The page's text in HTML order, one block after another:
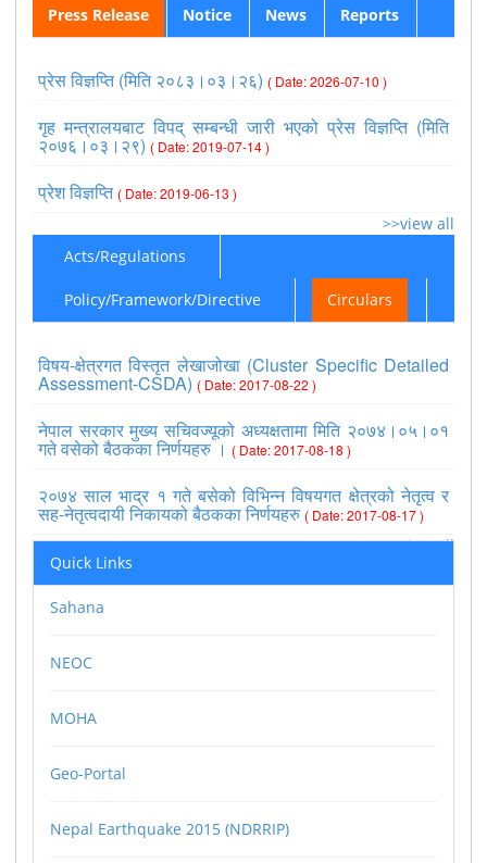
Press Release Notice News Reports
प्रेस विज्ञप्ति (मिति २०८३।०३।२६) ( Date: 2026-07-10 )
गृह मन्त्रालयबाट विपद् सम्बन्धी जारी भएको प्रेस विज्ञप्ति (मिति
२०७६।०३।२९) ( Date: 2019-07-14 )
प्रेश विज्ञप्ति ( Date: 2019-06-13 )
>>view all
Acts/Regulations
Policy/Framework/Directive Circulars
विषय-क्षेत्रगत विस्तृत लेखाजोखा (Cluster Specific Detailed
Assessment-CSDA) ( Date: 2017-08-22 )
नेपाल सरकार मुख्य सचिवज्यूको अध्यक्षतामा मिति २०७४।०५।०१
गते वसेको बैठकका निर्णयहरु । ( Date: 2017-08-18 )
२०७४ साल भाद्र १ गते बसेको विभिन्न विषयगत क्षेत्रको नेतृत्व र
सह-नेतृत्वदायी निकायको बैठकका निर्णयहरु ( Date: 2017-08-17 )
>>view all
Quick Links
Sahana
NEOC
MOHA
Geo-Portal
Nepal Earthquake 2015 (NDRRIP)